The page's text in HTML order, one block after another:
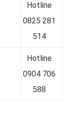
Hotline
0825 281
514
Hotline
0904 706
588